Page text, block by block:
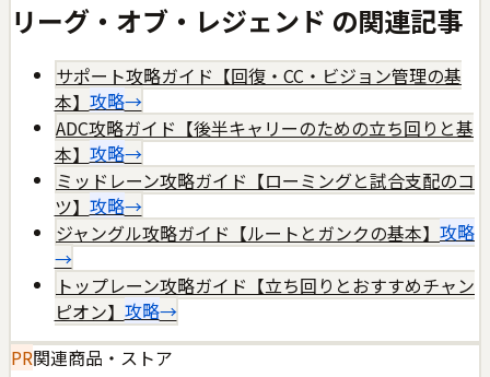
リーグ・オブ・レジェンド の関連記事
サポート攻略ガイド【回復・CC・ビジョン管理の基
本】 攻略→
ADC攻略ガイド【後半キャリーのための立ち回りと基
本】 攻略→
ミッドレーン攻略ガイド【ローミングと試合支配のコ
ツ】 攻略→
ジャングル攻略ガイド【ルートとガンクの基本】 攻略
→
トップレーン攻略ガイド【立ち回りとおすすめチャン
ピオン】 攻略→
PR関連商品・ストア